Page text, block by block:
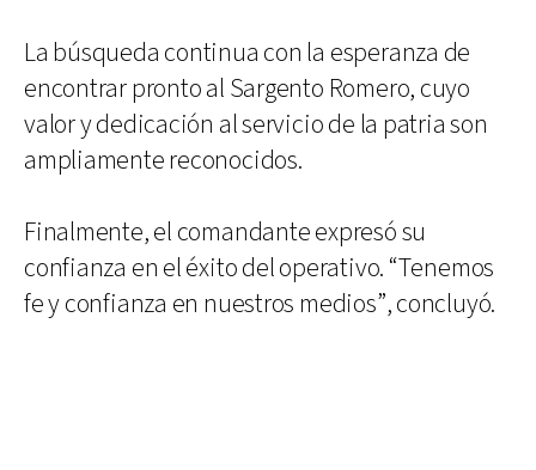
La búsqueda continua con la esperanza de
encontrar pronto al Sargento Romero, cuyo
valor y dedicación al servicio de la patria son
ampliamente reconocidos.
Finalmente, el comandante expresó su
confianza en el éxito del operativo. “Tenemos
fe y confianza en nuestros medios”, concluyó.